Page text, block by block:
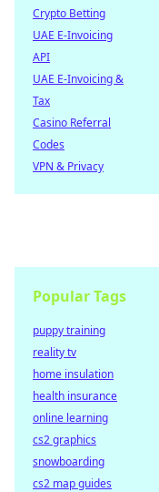
Crypto Betting
UAE E-Invoicing
API
UAE E-Invoicing &
Tax
Casino Referral
Codes
VPN & Privacy
Popular Tags
puppy training
reality tv
home insulation
health insurance
online learning
cs2 graphics
snowboarding
cs2 map guides